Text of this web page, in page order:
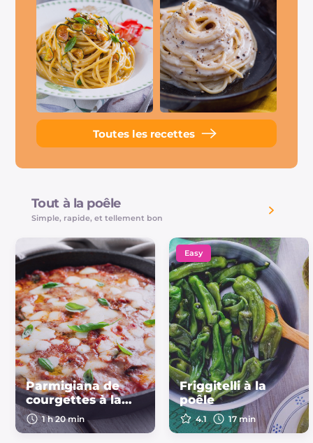
Toutes les recettes
Tout à la poêle
Simple, rapide, et tellement bon
Parmigiana de
courgettes à la
poêle1 h 20 min
Easy
Friggitelli à la
poêle
4.1 17 min